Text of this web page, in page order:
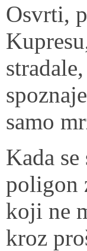
Osvrti,
samo
Kada
poligon
koji ne
kroz